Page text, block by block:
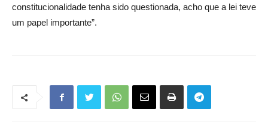
constitucionalidade tenha sido questionada, acho que a lei teve
um papel importante”.